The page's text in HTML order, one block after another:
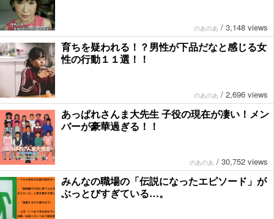
のあのあ / 3,148 views
育ちを疑われる！？男性が下品だなと感じる女
性の行動１１選！！
のあのあ / 2,696 views
あっぱれさんま大先生 子役の現在が凄い！メン
バーが豪華過ぎる！！
のあのあ / 30,752 views
みんなの職場の「伝説になったエピソード」が
ぶっとびすぎている…。